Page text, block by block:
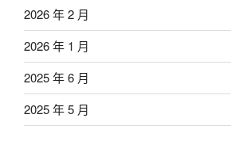
2026 年 2 月
2026 年 1 月
2025 年 6 月
2025 年 5 月